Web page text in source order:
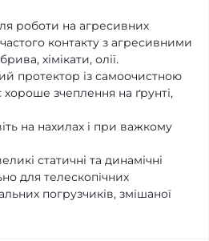
роботи на агресивних
контакту з агресивними
хімікати, олії.
протектор із самоочистною
хороше зчеплення на ґрунті,
на нахилах і при важкому
статичні та динамічні
для телескопічних
погрузчиків, змішаної